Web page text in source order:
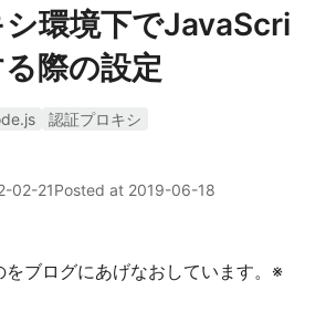
環境下でJavaScri
際の設定
認証プロキシ
02-21Posted at 2019-06-18
ブログにあげなおしています。※